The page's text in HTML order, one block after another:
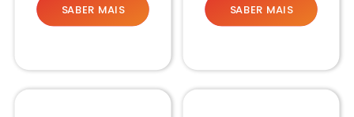
SABER MAIS SABER MAIS